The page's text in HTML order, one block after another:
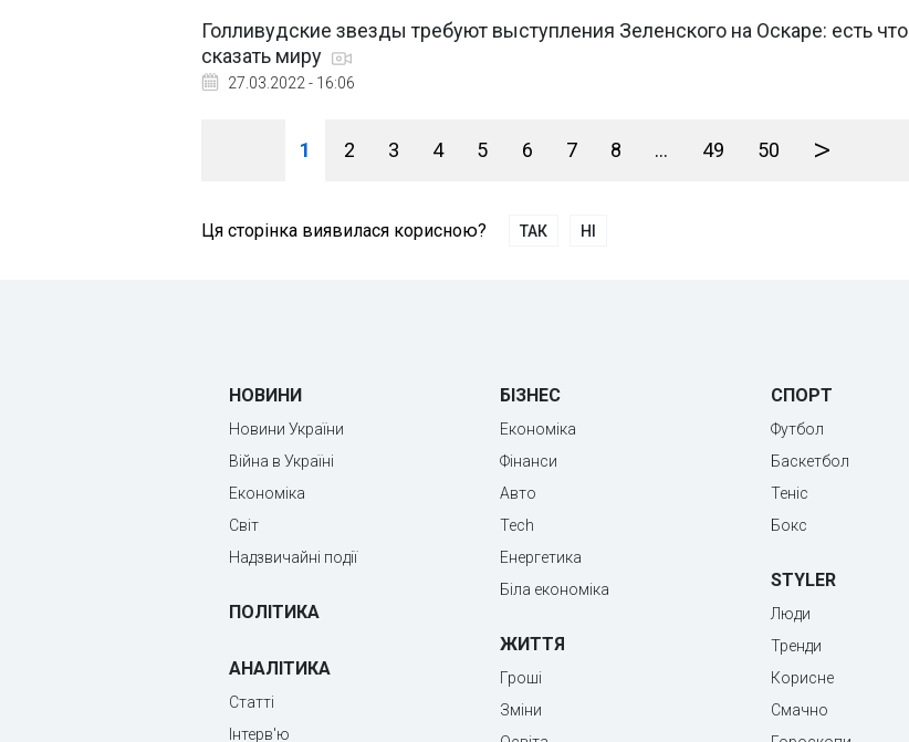
Голливудские звезды требуют выступления Зеленского на Оскаре: есть что
сказать миру
27.03.2022 - 16:06
1 2 3 4 5 6 7 8 ... 49 50 >
Ця сторінка виявилася корисною? ТАК НІ
НОВИНИ
Новини України
Війна в Україні
Економіка
Світ
Надзвичайні події
ПОЛІТИКА
АНАЛІТИКА
Статті
Інтерв'ю
БІЗНЕС
Економіка
Фінанси
Авто
Tech
Енергетика
Біла економіка
ЖИТТЯ
Гроші
Зміни
СПОРТ
Футбол
Баскетбол
Теніс
Бокс
STYLER
Люди
Тренди
Корисне
Смачно